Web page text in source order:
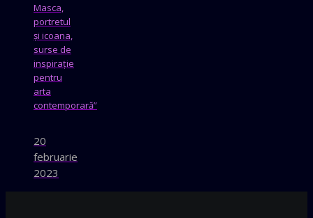
Masca,
portretul
și icoana,
surse de
inspirație
pentru
arta
contemporară”
20
februarie
2023